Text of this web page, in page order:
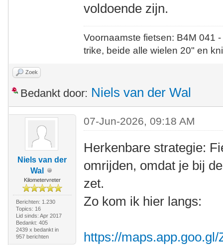
voldoende zijn.
Voornaamste fietsen: B4M
trike, beide alle wielen 20" en
Zoek
Bedankt door: Niels van der Wal
Niels van der
Wal
Kilometervreter
Berichten: 1.230
Topics: 16
Lid sinds: Apr 2017
Bedankt: 405
2439 x bedankt in
957 berichten
07-Jun-2026, 09:18 AM
Herkenbare strategie:
omrijden, omdat je bij
zet.
Zo kom ik hier langs:
https://